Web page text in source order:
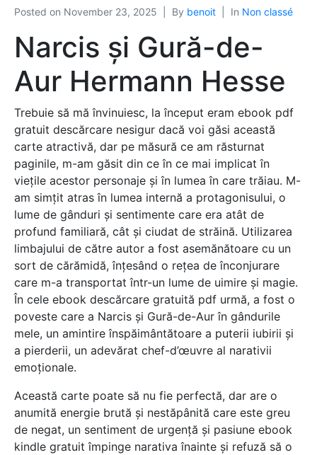
Posted on November 23, 2025 By benoit In Non classé
Narcis și Gură-de-
Aur Hermann Hesse
Trebuie să mă învinuiesc, la început eram ebook pdf
gratuit descărcare nesigur dacă voi găsi această
carte atractivă, dar pe măsură ce am răsturnat
paginile, m-am găsit din ce în ce mai implicat în
viețile acestor personaje și în lumea în care trăiau. M-
am simțit atras în lumea internă a protagonisului, o
lume de gânduri și sentimente care era atât de
profund familiară, cât și ciudat de străină. Utilizarea
limbajului de către autor a fost asemănătoare cu un
sort de cărămidă, înțesând o rețea de înconjurare
care m-a transportat într-un lume de uimire și magie.
În cele ebook descărcare gratuită pdf urmă, a fost o
poveste care a Narcis și Gură-de-Aur în gândurile
mele, un amintire înspăimântătoare a puterii iubirii și
a pierderii, un adevărat chef-d’œuvre al narativii
emoționale.
Această carte poate să nu fie perfectă, dar are o
anumită energie brută și nestăpânită care este greu
de negat, un sentiment de urgență și pasiune ebook
kindle gratuit împinge narativa înainte și refuză să o